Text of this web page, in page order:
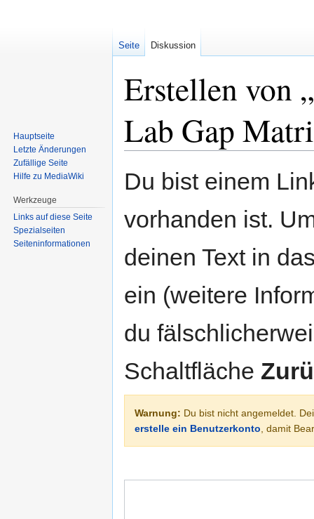
Erstellen von
Lab Gap
Navigation
Suche
Du bist einem
vorhanden ist.
deinen Text in
ein (weitere
du
Schaltfläche
Warnung: Du bist nicht angemeldet.
erstelle ein Benutzerkonto, damit
Seite Diskussion
Hauptseite
Letzte Änderungen
Zufällige Seite
Hilfe zu MediaWiki
Werkzeuge
Links auf diese Seite
Spezialseiten
Seiten­informationen